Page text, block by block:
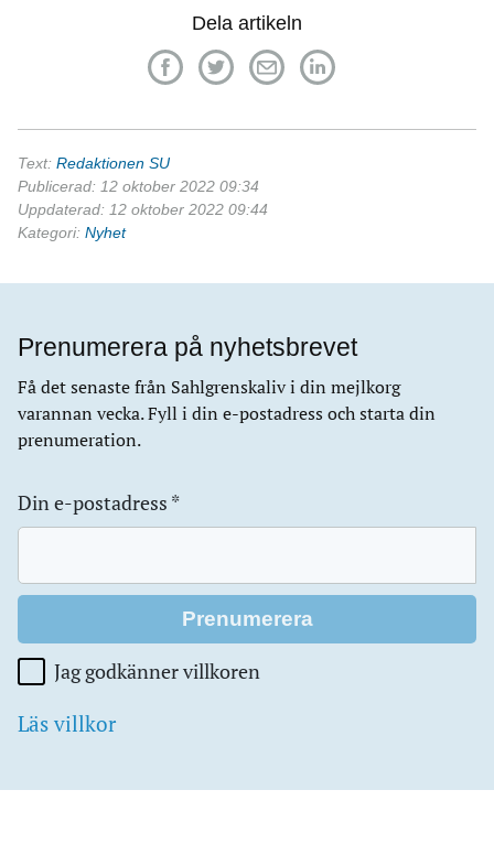
Dela artikeln
Text: Redaktionen SU
Publicerad: 12 oktober 2022 09:34
Uppdaterad: 12 oktober 2022 09:44
Kategori: Nyhet
Prenumerera på nyhetsbrevet
Få det senaste från Sahlgrenskaliv i din mejlkorg
varannan vecka. Fyll i din e-postadress och starta din
prenumeration.
Din e-postadress *
Jag godkänner villkoren
Läs villkor